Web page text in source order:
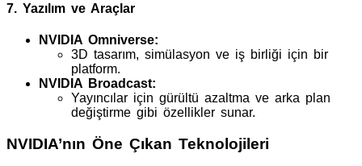
7. Yazılım ve Araçlar
NVIDIA Omniverse:
3D tasarım, simülasyon ve iş birliği için bir
platform.
NVIDIA Broadcast:
Yayıncılar için gürültü azaltma ve arka plan
değiştirme gibi özellikler sunar.
NVIDIA’nın Öne Çıkan Teknolojileri